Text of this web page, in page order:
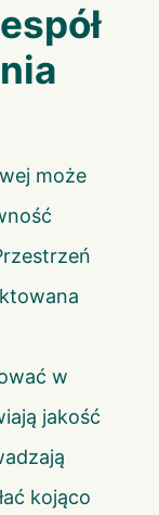
może
w
jakość
kojąco